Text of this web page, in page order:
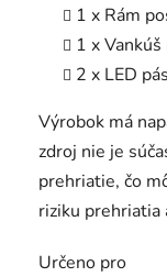
1 x Rám
1 x
2 x LED
Výrobok má
zdroj nie je
prehriatie, čo
riziku prehriatia
Určeno pro